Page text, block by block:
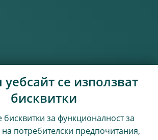
се използват
бисквитки
бисквитки за функционалност за
потребителски предпочитания,